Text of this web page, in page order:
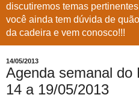
discutiremos temas
você ainda tem dúvida de
da cadeira e vem conosco!!!
14/05/2013
Agenda semanal do
14 a 19/05/2013